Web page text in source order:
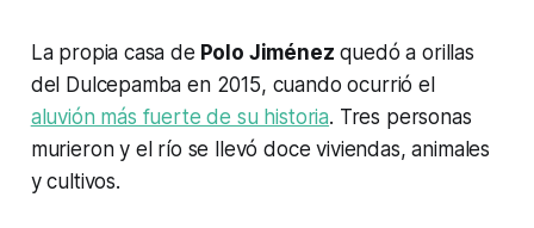
La propia casa de Polo Jiménez quedó a orillas
del Dulcepamba en 2015, cuando ocurrió el
aluvión más fuerte de su historia. Tres personas
murieron y el río se llevó doce viviendas, animales
y cultivos.